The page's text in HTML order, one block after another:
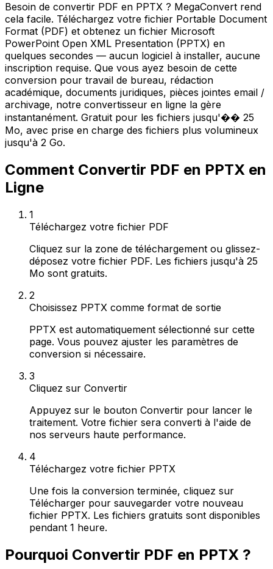
Besoin de convertir PDF en PPTX ? MegaConvert rend
cela facile. Téléchargez votre fichier Portable Document
Format (PDF) et obtenez un fichier Microsoft
PowerPoint Open XML Presentation (PPTX) en
quelques secondes — aucun logiciel à installer, aucune
inscription requise. Que vous ayez besoin de cette
conversion pour travail de bureau, rédaction
académique, documents juridiques, pièces jointes email /
archivage, notre convertisseur en ligne la gère
instantanément. Gratuit pour les fichiers jusqu'�� 25
Mo, avec prise en charge des fichiers plus volumineux
jusqu'à 2 Go.
Comment Convertir PDF en PPTX en
Ligne
1
Téléchargez votre fichier PDF
Cliquez sur la zone de téléchargement ou glissez-
déposez votre fichier PDF. Les fichiers jusqu'à 25
Mo sont gratuits.
2
Choisissez PPTX comme format de sortie
PPTX est automatiquement sélectionné sur cette
page. Vous pouvez ajuster les paramètres de
conversion si nécessaire.
3
Cliquez sur Convertir
Appuyez sur le bouton Convertir pour lancer le
traitement. Votre fichier sera converti à l'aide de
nos serveurs haute performance.
4
Téléchargez votre fichier PPTX
Une fois la conversion terminée, cliquez sur
Télécharger pour sauvegarder votre nouveau
fichier PPTX. Les fichiers gratuits sont disponibles
pendant 1 heure.
Pourquoi Convertir PDF en PPTX ?